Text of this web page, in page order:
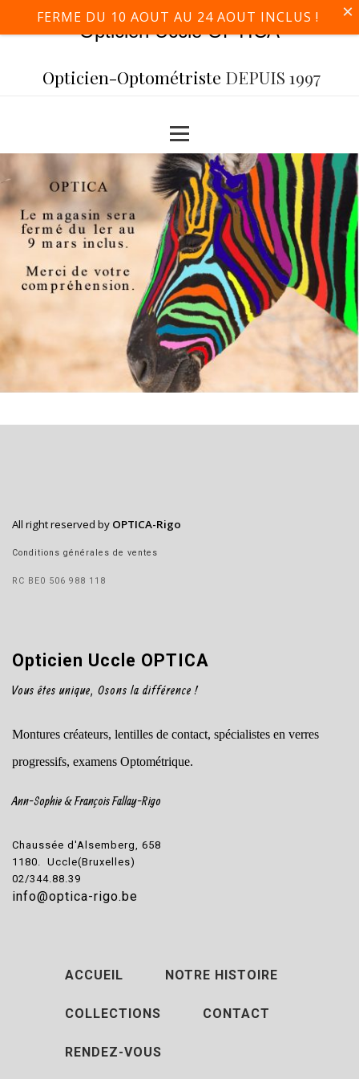
Opticien Uccle OPTICA
Opticien-Optométriste DEPUIS 1997
All right reserved by OPTICA-Rigo
Conditions générales de ventes
RC BE0 506 988 118
Opticien Uccle OPTICA
Vous êtes unique, Osons la différence !
Montures créateurs, lentilles de contact, spécialistes en verres
progressifs, examens Optométrique.
Ann-Sophie & François Fallay-Rigo
Chaussée d'Alsemberg, 658
1180. Uccle(Bruxelles)
02/344.88.39
info@optica-rigo.be
ACCUEIL NOTRE HISTOIRE
COLLECTIONS CONTACT
RENDEZ-VOUS
FERME DU 10 AOUT AU 24 AOUT INCLUS ! ×